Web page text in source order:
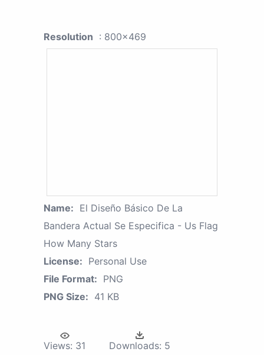
Resolution : 800x469
Name: El Diseño Básico De La
Bandera Actual Se Especifica - Us Flag
How Many Stars
License: Personal Use
File Format: PNG
PNG Size: 41 KB
Views: 31 Downloads: 5